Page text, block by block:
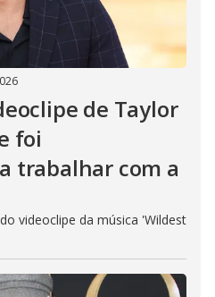
de Taylor
foi
trabalhar com a
videoclipe da música 'Wildest